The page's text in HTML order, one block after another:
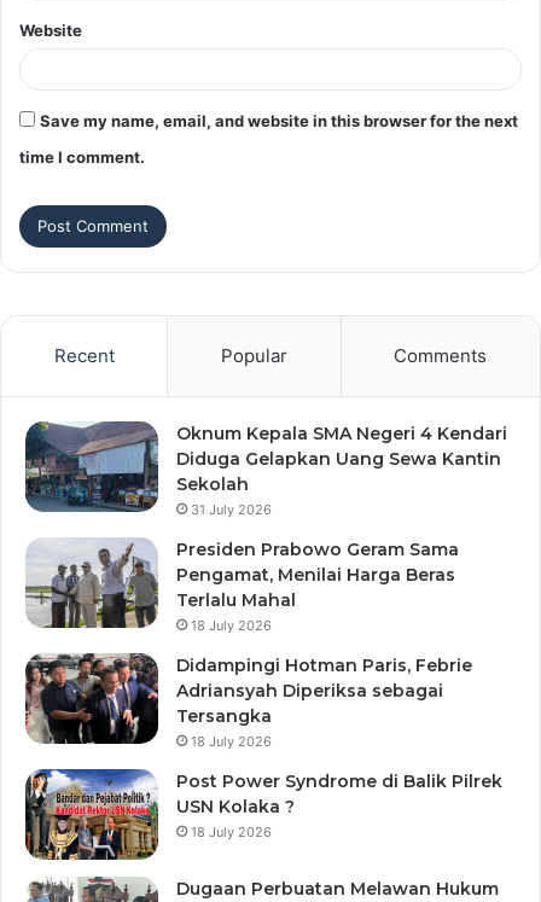
Website
Save my name, email, and website in this browser for the next
time I comment.
Recent Popular Comments
Oknum Kepala SMA Negeri 4 Kendari
Diduga Gelapkan Uang Sewa Kantin
Sekolah
31 July 2026
Presiden Prabowo Geram Sama
Pengamat, Menilai Harga Beras
Terlalu Mahal
18 July 2026
Didampingi Hotman Paris, Febrie
Adriansyah Diperiksa sebagai
Tersangka
18 July 2026
Post Power Syndrome di Balik Pilrek
USN Kolaka ?
18 July 2026
Dugaan Perbuatan Melawan Hukum